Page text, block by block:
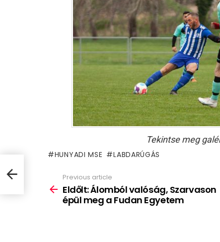
Tekintse meg
HUNYADI MSE LABDARÚGÁS
more
Previous article
Eldőlt: Álomból valóság, Szarvason
épül meg a Fudan Egyetem